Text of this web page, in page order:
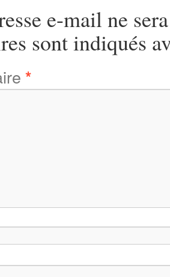
e-mail ne
sont indiqués
*